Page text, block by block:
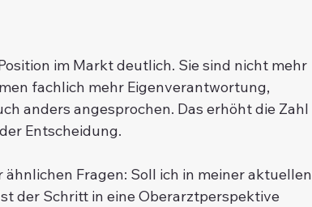
im Markt deutlich. Sie sind nicht mehr
fachlich mehr Eigenverantwortung,
anders angesprochen. Das erhöht die Zahl
Entscheidung.
Fragen: Soll ich in meiner aktuellen
der Schritt in eine Oberarztperspektive